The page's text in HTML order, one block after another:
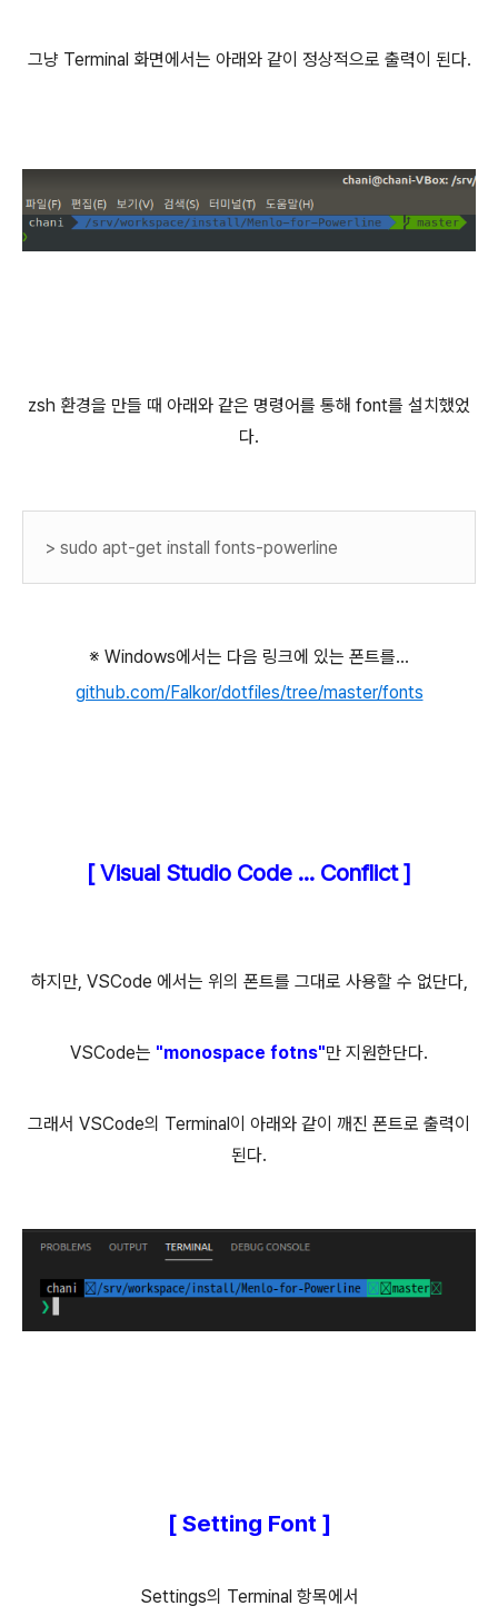
그냥 Terminal 화면에서는 아래와 같이 정상적으로 출력이 된다.
zsh 환경을 만들 때 아래와 같은 명령어를 통해 font를 설치했었
다.
> sudo apt-get install fonts-powerline
※ Windows에서는 다음 링크에 있는 폰트를...
github.com/Falkor/dotfiles/tree/master/fonts
[ Visual Studio Code ... Conflict ]
하지만, VSCode 에서는 위의 폰트를 그대로 사용할 수 없단다,
VSCode는 "monospace fotns"만 지원한단다.
그래서 VSCode의 Terminal이 아래와 같이 깨진 폰트로 출력이
된다.
[ Setting Font ]
Settings의 Terminal 항목에서